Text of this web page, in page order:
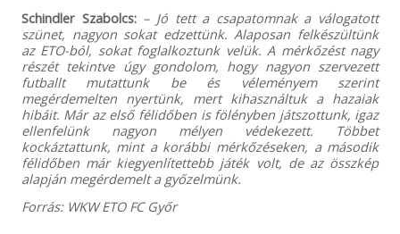
Schindler Szabolcs: – Jó tett a csapatomnak a válogatott
szünet, nagyon sokat edzettünk. Alaposan felkészültünk
az ETO-ból, sokat foglalkoztunk velük. A mérkőzést nagy
részét tekintve úgy gondolom, hogy nagyon szervezett
futballt mutattunk be és véleményem szerint
megérdemelten nyertünk, mert kihasználtuk a hazaiak
hibáit. Már az első félidőben is fölényben játszottunk, igaz
ellenfelünk nagyon mélyen védekezett. Többet
kockáztattunk, mint a korábbi mérkőzéseken, a második
félidőben már kiegyenlítettebb játék volt, de az összkép
alapján megérdemelt a győzelmünk.
Forrás: WKW ETO FC Győr